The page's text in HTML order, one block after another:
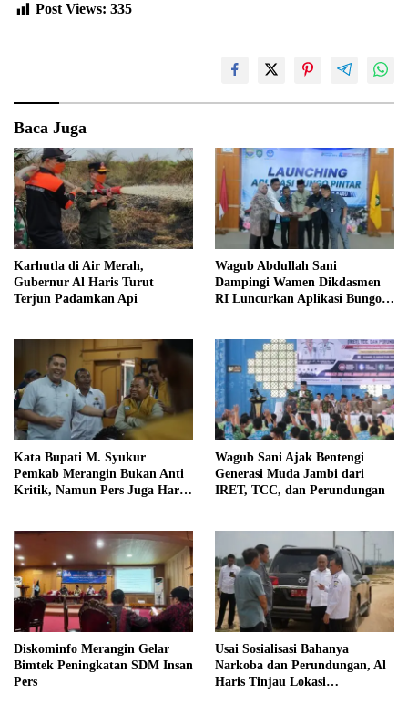
Post Views: 335
Baca Juga
Karhutla di Air Merah,
Gubernur Al Haris Turut
Terjun Padamkan Api
Wagub Abdullah Sani
Dampingi Wamen Dikdasmen
RI Luncurkan Aplikasi Bungo
Kata Bupati M. Syukur
Pemkab Merangin Bukan Anti
Kritik, Namun Pers Juga Harus
Wagub Sani Ajak Bentengi
Generasi Muda Jambi dari
IRET, TCC, dan Perundungan
Diskominfo Merangin Gelar
Bimtek Peningkatan SDM Insan
Pers
Usai Sosialisasi Bahanya
Narkoba dan Perundungan, Al
Haris Tinjau Lokasi